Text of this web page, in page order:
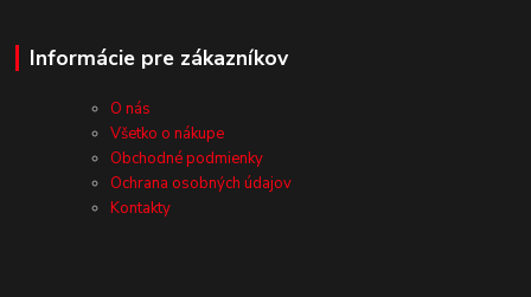
Informácie pre zákazníkov
O nás
Všetko o nákupe
Obchodné podmienky
Ochrana osobných údajov
Kontakty